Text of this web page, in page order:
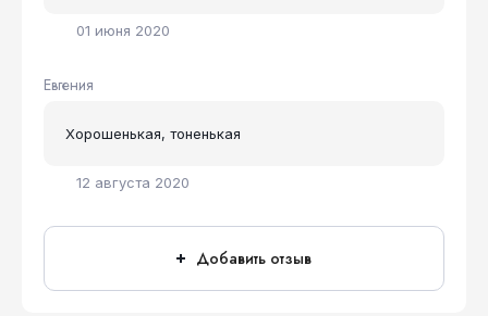
01 июня 2020
Евгения
12 августа 2020
Хорошенькая, тоненькая
Добавить отзыв